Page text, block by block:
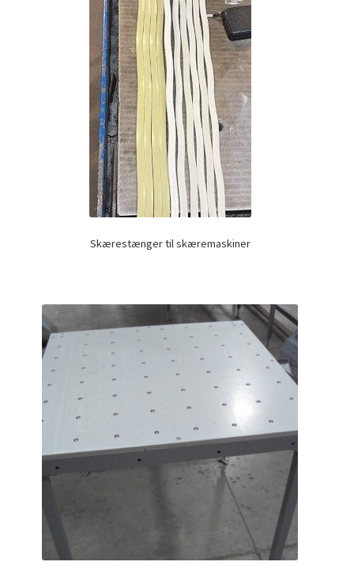
Skærestænger til skæremaskiner